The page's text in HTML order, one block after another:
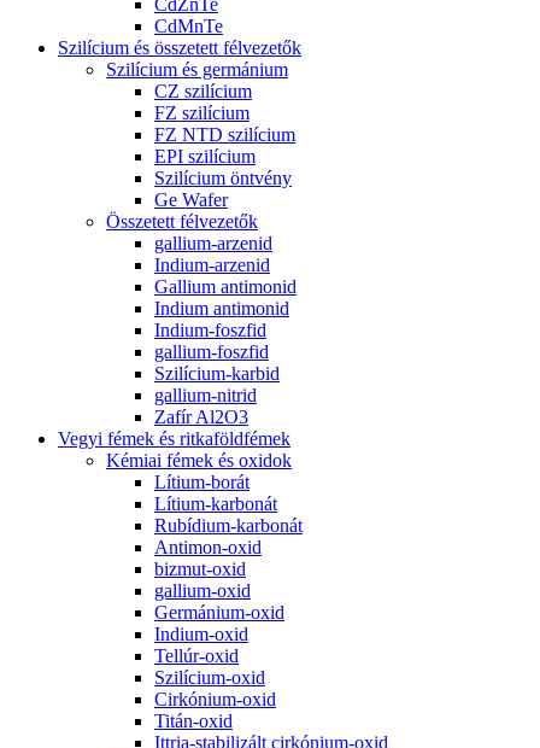
CdZnTe
CdMnTe
Szilícium és összetett félvezetők
Szilícium és germánium
CZ szilícium
FZ szilícium
FZ NTD szilícium
EPI szilícium
Szilícium öntvény
Ge Wafer
Összetett félvezetők
gallium-arzenid
Indium-arzenid
Gallium antimonid
Indium antimonid
Indium-foszfid
gallium-foszfid
Szilícium-karbid
gallium-nitrid
Zafír Al2O3
Vegyi fémek és ritkaföldfémek
Kémiai fémek és oxidok
Lítium-borát
Lítium-karbonát
Rubídium-karbonát
Antimon-oxid
bizmut-oxid
gallium-oxid
Germánium-oxid
Indium-oxid
Tellúr-oxid
Szilícium-oxid
Cirkónium-oxid
Titán-oxid
Ittria-stabilizált cirkónium-oxid